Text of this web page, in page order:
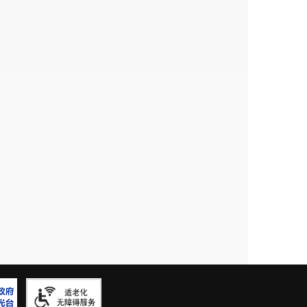
法志愿者品牌团队。组织、支持退休老党
，推进社会普法服务体系建设。进一步加